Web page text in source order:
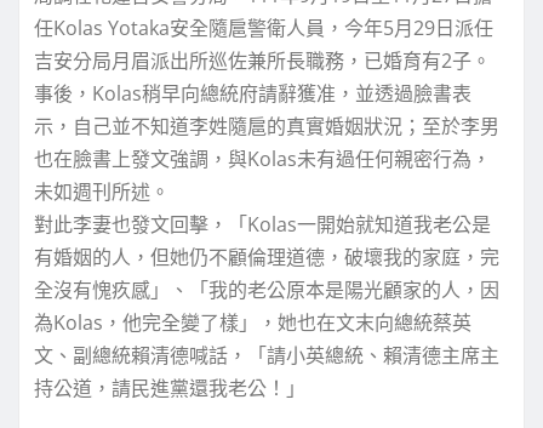
任Kolas Yotaka安全隨扈警衛人員，今年5月29日派任
吉安分局月眉派出所巡佐兼所長職務，已婚育有2子。
事後，Kolas稍早向總統府請辭獲准，並透過臉書表
示，自己並不知道李姓隨扈的真實婚姻狀況；至於李男
也在臉書上發文強調，與Kolas未有過任何親密行為，
未如週刊所述。
對此李妻也發文回擊，「Kolas一開始就知道我老公是
有婚姻的人，但她仍不顧倫理道德，破壞我的家庭，完
全沒有愧疚感」、「我的老公原本是陽光顧家的人，因
為Kolas，他完全變了樣」，她也在文末向總統蔡英
文、副總統賴清德喊話，「請小英總統、賴清德主席主
持公道，請民進黨還我老公！」